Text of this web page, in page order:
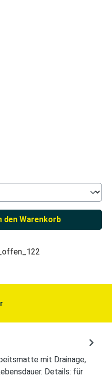
gewünschten
den Warenkorb
mit Drainage,
Details: für